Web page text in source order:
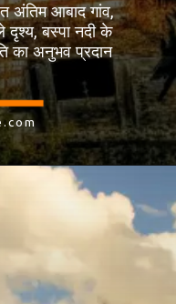
अंतिम आबाद गांव,
बस्पा नदी के
का अनुभव प्रदान